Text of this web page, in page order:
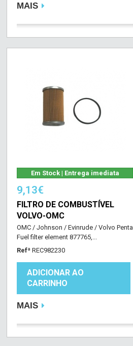
MAIS
Em Stock | Entrega imediata
9,13€
FILTRO DE COMBUSTÍVEL
VOLVO-OMC
OMC / Johnson / Evinrude / Volvo Penta
Fuel filter element 877765,...
Refª REC982230
ADICIONAR AO
CARRINHO
MAIS